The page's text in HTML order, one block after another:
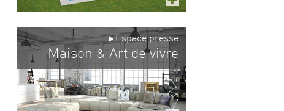
Espace presse
Maison & Art de vivre